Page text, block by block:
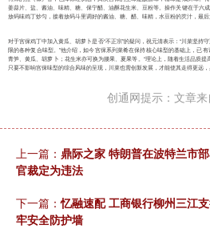
姜蒜片、盐、酱油、味精、糖、保宁醋、油酥花生米、豆粉等。操作关键在于六
放码味鸡丁炒匀，接着放码斗里调好的酱油、糖、醋、味精，水豆粉的芡汁，最后
对于宫保鸡丁中加入黄瓜、胡萝卜是否“不正宗”的疑问，祝元清表示：“川菜坚
限的各种复合味型。”他介绍，如今宫保系列菜肴在保持核心味型的基础上，已
青笋、黄瓜、胡萝卜；花生米亦可换为腰果、夏果等。“理论上，随着生活品质提
只要不影响宫保味型的综合风味的呈现，川菜也需创新发展，才能使其走得更远，
创通网提示：文章来
上一篇： 鼎际之家 特朗普在波特兰市
官裁定为违法
下一篇：忆融速配 工商银行柳州三江
牢安全防护墙